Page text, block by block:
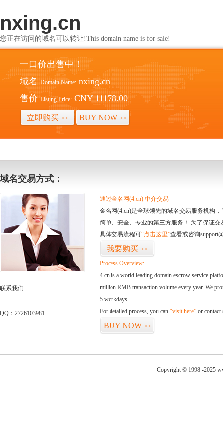
nxing.cn
您正在访问的域名可以转让!This domain name is for sale!
一口价出售中！
域名 Domain Name: nxing.cn
售价 Listing Price: CNY 11178.00
立即购买 >> BUY NOW >>
域名交易方式：
联系我们
QQ：2726103981
通过金名网(4.cn) 中介交易
金名网(4.cn)是全球领先的域名交易服务机构
简单、安全、专业的第三方服务！ 为了保证
具体交易流程可“点击这里”查看或咨询
我要购买 >>
Process Overview:
4.cn is a world leading domain escrow service
million RMB transaction volume every year. We
5 workdays.
For detailed process, you can “visit here” or contact
BUY NOW >>
Copyright © 1998 -2025